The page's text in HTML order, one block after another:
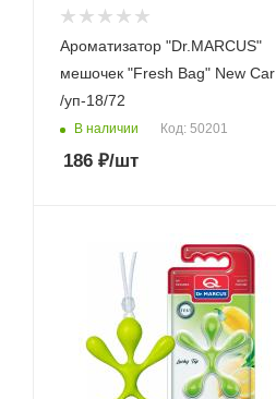
Ароматизатор "Dr.MARСUS"
мешочек "Fresh Bag" New Car
/уп-18/72
В наличии Код: 50201
186 ₽/шт